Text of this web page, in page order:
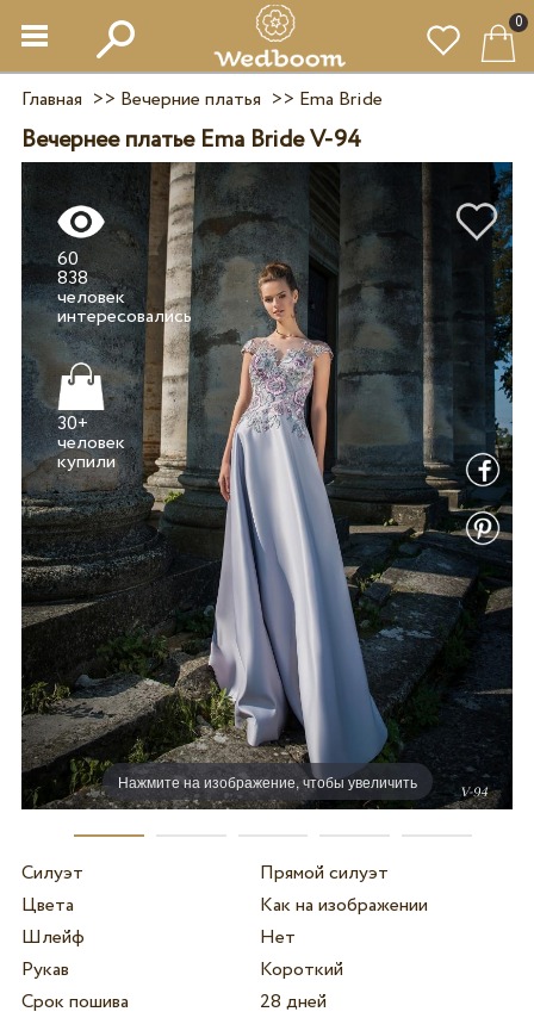
0
Главная >> Вечерние платья >> Ema Bride
Вечернее платье Ema Bride V-94
Нажмите на изображение, чтобы увеличить
60
838
человек
30+
человек
купили
Силуэт
Прямой силуэт
Цвета
Как на изображении
Шлейф
Нет
Рукав
Короткий
Срок пошива
28 дней